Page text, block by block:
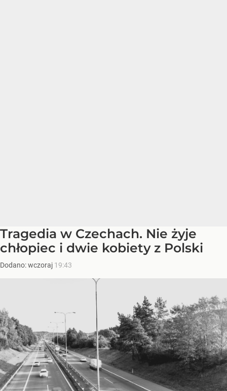
Tragedia w Czechach. Nie żyje
chłopiec i dwie kobiety z Polski
Dodano:wczoraj 19:43